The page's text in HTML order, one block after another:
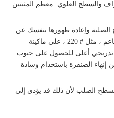
والسطح العلوي. معظم المثبتين
وإعادة ظهورها بنفسك عن
طريق البدء بورق الصنفرة الناعم ، مثل # 220 ، على ماكينة
أعلى للحصول على حبوب
إنهاء الصنفرة باستخدام وسادة
الصلب لأن ذلك قد يؤدي إلى